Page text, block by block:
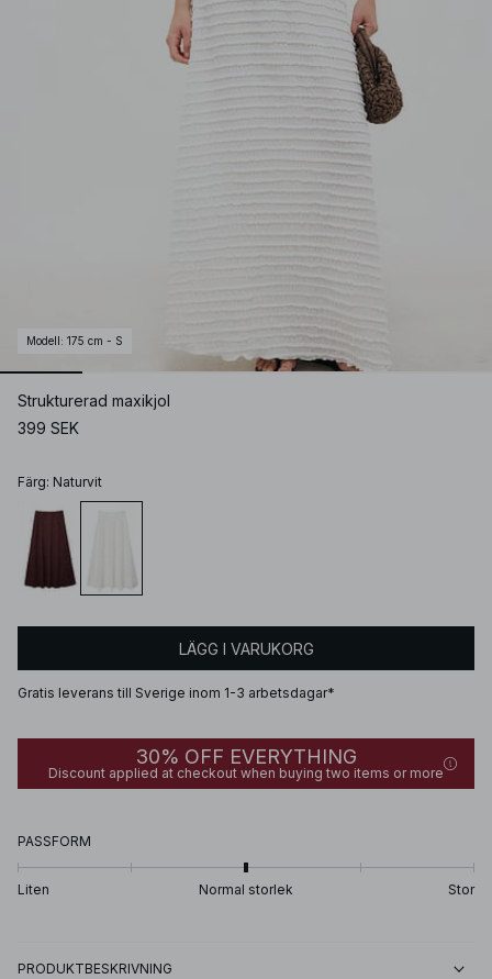
Modell : 175 cm - S
Strukturerad maxikjol
399 SEK
Färg: Naturvit
LÄGG I VARUKORG
Gratis leverans till Sverige inom 1-3 arbetsdagar*
30% OFF EVERYTHING
Discount applied at checkout when buying two items or more
PASSFORM
Liten Normal storlek Stor
PRODUKTBESKRIVNING